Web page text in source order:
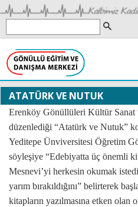
ATATÜRK VE NUTUK
Erenköy Gönüllüleri Kültür Sanat
düzenlediği “Atatürk ve Nutuk”
Yeditepe Ünviversitesi Öğretim
söyleşiye “Edebiyatta üç önemli
Mesnevi’yi herkesin okumak
yarım bırakıldığını” belirterek
kitapların yazılmasına etken olan